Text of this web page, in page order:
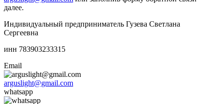
далее.
Индивидуальный предприниматель Гузева Светлана
Сергеевна
инн 783903233315
Email
arguslight@gmail.com
whatsapp